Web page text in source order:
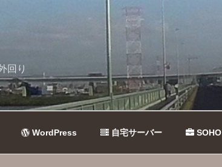
回り
WordPress 自宅サーバー SOHO